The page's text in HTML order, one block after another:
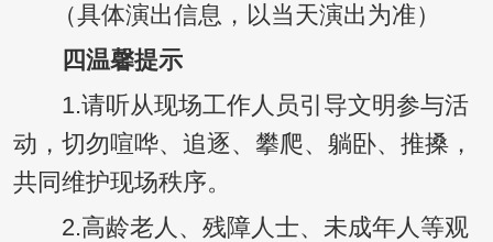
（具体演出信息，以当天演出为准）
四温馨提示
1.请听从现场工作人员引导文明参与活
动，切勿喧哗、追逐、攀爬、躺卧、推搡，
共同维护现场秩序。
2.高龄老人、残障人士、未成年人等观